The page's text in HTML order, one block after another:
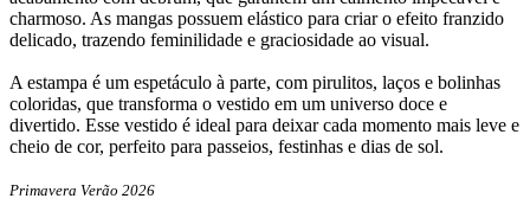
charmoso. As mangas possuem elástico para criar o efeito franzido
delicado, trazendo feminilidade e graciosidade ao visual.
A estampa é um espetáculo à parte, com pirulitos, laços e bolinhas
coloridas, que transforma o vestido em um universo doce e
divertido. Esse vestido é ideal para deixar cada momento mais leve e
cheio de cor, perfeito para passeios, festinhas e dias de sol.
Primavera Verão 2026